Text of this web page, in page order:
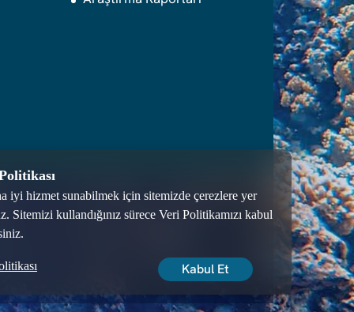
iyi hizmet sunabilmek için sitemizde çerezlere yer
Sitemizi kullandığınız sürece Veri Politikamızı kabul
Kabul Et